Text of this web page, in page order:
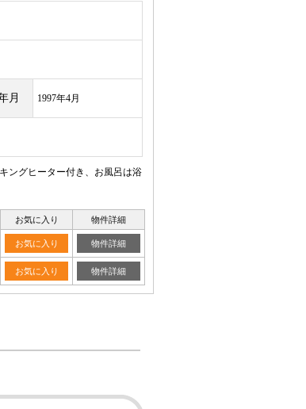
月 1997年4月
ングヒーター付き、お風呂は浴
お気に入り 物件詳細
お気に入り 物件詳細
お気に入り 物件詳細